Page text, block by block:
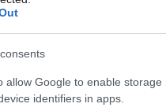
allow Google to enable
identifiers in apps.
úlohu
Stena, o ktorú sa
určuje charakter